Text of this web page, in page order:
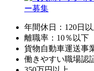
年間休日：120日以
離職率：10％以下
貨物自動車運送事
働きやすい職場認